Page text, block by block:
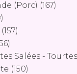
(porc) (167)
(157)
Salées - Tourtes
(150)